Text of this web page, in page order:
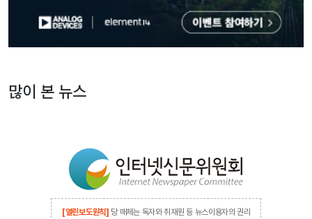
많이 본 뉴스
[열린보도원칙] 당 매체는 독자와 취재원 등 뉴스이용자의 권리